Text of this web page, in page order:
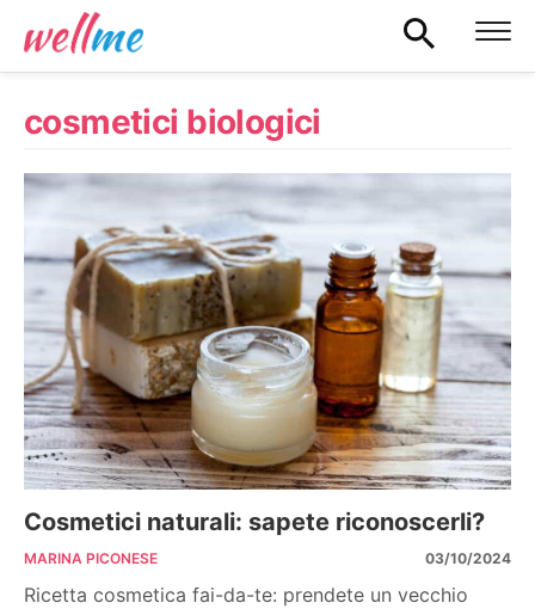
cosmetici biologici
Cosmetici naturali: sapete riconoscerli?
MARINA PICONESE 03/10/2024
Ricetta cosmetica fai-da-te: prendete un vecchio